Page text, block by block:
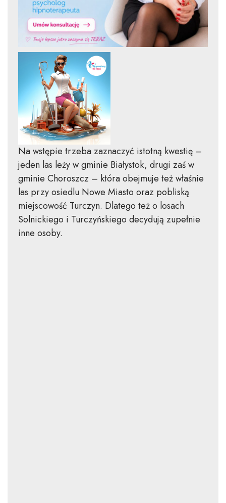
Na wstępie trzeba zaznaczyć istotną kwestię –
jeden las leży w gminie Białystok, drugi zaś w
gminie Choroszcz – która obejmuje też właśnie
las przy osiedlu Nowe Miasto oraz pobliską
miejscowość Turczyn. Dlatego też o losach
Solnickiego i Turczyńskiego decydują zupełnie
inne osoby.